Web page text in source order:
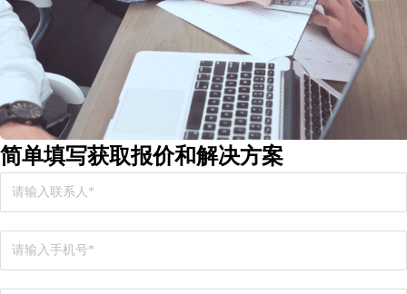
简单填写获取报价和解决方案